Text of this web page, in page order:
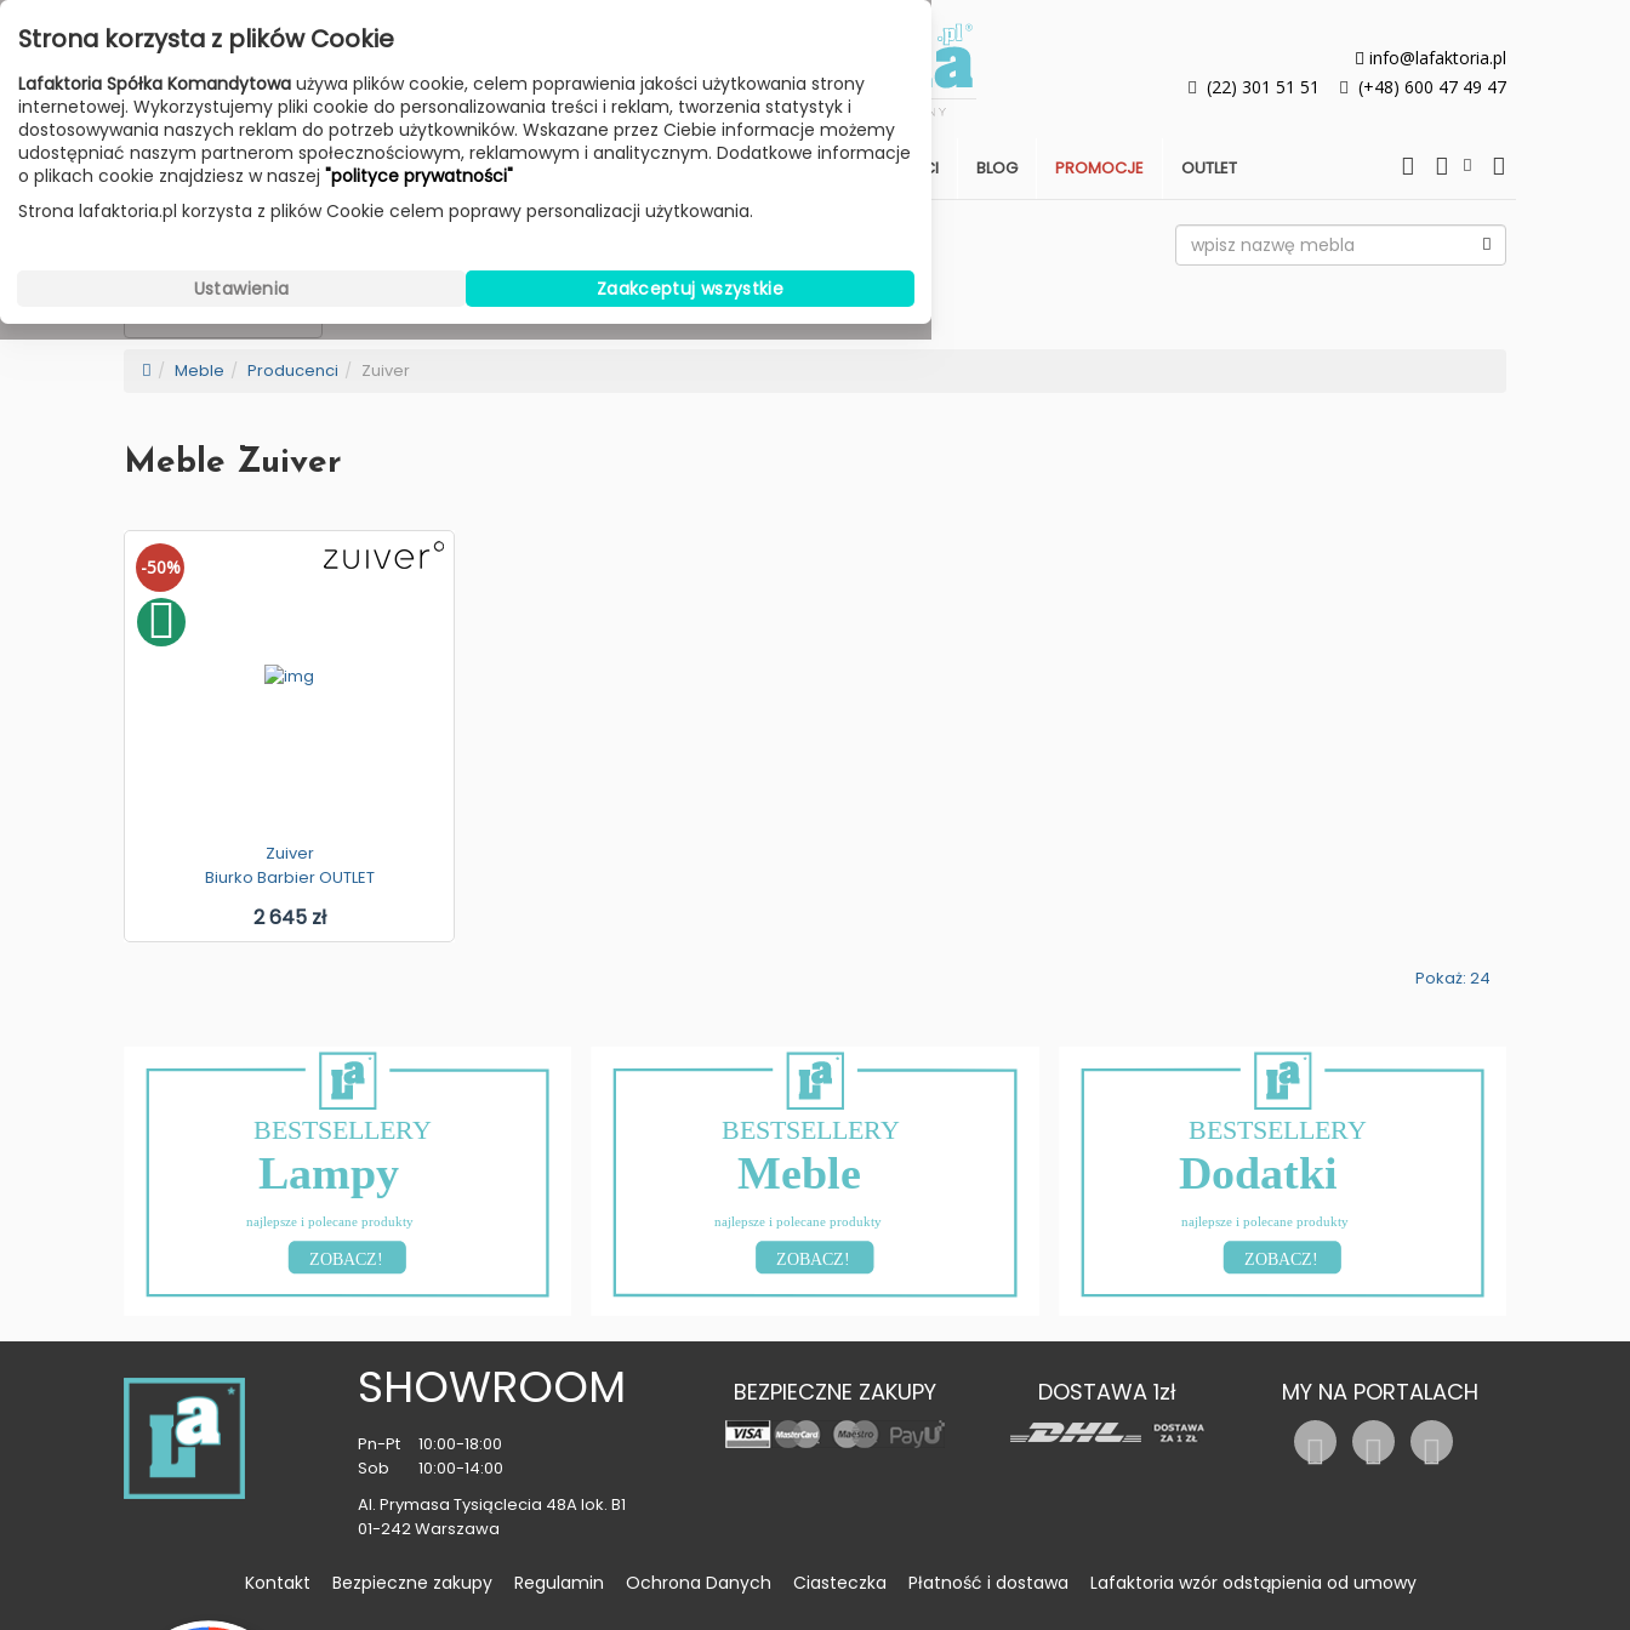
Przejdź do treści
Poniedziałek - Piątek 10:00-18:00
Sobota 10:00-14:00
info@lafaktoria.pl
(22) 301 51 51
(+48) 600 47 49 47
HOME LAMPY MEBLE DODATKI STREFA KLIENTA ARCHITEKCI BLOG PROMOCJE OUTLET
BESTSELLER W MAGAZYNIE
Meble Producenci Zuiver
Meble Zuiver
-50%
Zuiver
Biurko Barbier OUTLET
2 645 zł
Pokaż: 24
BESTSELLERY
Lampy
najlepsze i polecane produkty
ZOBACZ!
BESTSELLERY
Meble
najlepsze i polecane produkty
ZOBACZ!
BESTSELLERY
Dodatki
najlepsze i polecane produkty
ZOBACZ!
SHOWROOM
Pn-Pt
10:00-18:00
Sob
10:00-14:00
Al. Prymasa Tysiąclecia 48A lok. B1
01-242 Warszawa
BEZPIECZNE ZAKUPY DOSTAWA 1zł MY NA PORTALACH
Kontakt Bezpieczne zakupy Regulamin Ochrona Danych Ciasteczka Płatność i dostawa Lafaktoria wzór odstąpienia od umowy
Strona korzysta z plików Cookie
Lafaktoria Spółka Komandytowa używa plików cookie, celem poprawienia jakości użytkowania strony
internetowej. Wykorzystujemy pliki cookie do personalizowania treści i reklam, tworzenia statystyk i
dostosowywania naszych reklam do potrzeb użytkowników. Wskazane przez Ciebie informacje możemy
udostępniać naszym partnerom społecznościowym, reklamowym i analitycznym. Dodatkowe informacje
o plikach cookie znajdziesz w naszej "polityce prywatności"
Strona lafaktoria.pl korzysta z plików Cookie celem poprawy personalizacji użytkowania.
Zaakceptuj wszystkie
Ustawienia